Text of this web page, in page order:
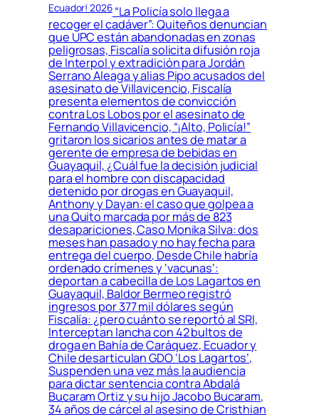
Ecuador! 2026“La Policía solo llega a
recoger el cadáver”: Quiteños denuncian
que UPC están abandonadas en zonas
peligrosas, Fiscalía solicita difusión roja
de Interpol y extradición para Jordán
Serrano Aleaga y alias Pipo acusados del
asesinato de Villavicencio, Fiscalía
presenta elementos de convicción
contra Los Lobos por el asesinato de
Fernando Villavicencio, “¡Alto, Policía!”
gritaron los sicarios antes de matar a
gerente de empresa de bebidas en
Guayaquil, ¿Cuál fue la decisión judicial
para el hombre con discapacidad
detenido por drogas en Guayaquil,
Anthony y Dayan: el caso que golpea a
una Quito marcada por más de 823
desapariciones, Caso Monika Silva: dos
meses han pasado y no hay fecha para
entrega del cuerpo, Desde Chile habría
ordenado crímenes y ‘vacunas’:
deportan a cabecilla de Los Lagartos en
Guayaquil, Baldor Bermeo registró
ingresos por 377 mil dólares según
Fiscalía: ¿pero cuánto se reportó al SRI,
Interceptan lancha con 42 bultos de
droga en Bahía de Caráquez, Ecuador y
Chile desarticulan GDO ‘Los Lagartos’,
Suspenden una vez más la audiencia
para dictar sentencia contra Abdalá
Bucaram Ortiz y su hijo Jacobo Bucaram,
34 años de cárcel al asesino de Cristhian